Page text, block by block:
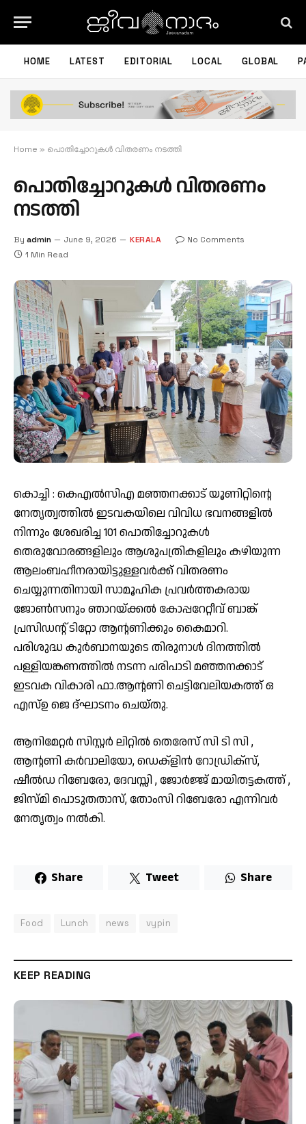
HOME LATEST EDITORIAL LOCAL GLOBAL
Home » പൊതിച്ചോറുകൾ വിതരണം നടത്തി
പൊതിച്ചോറുകൾ വിതരണം
നടത്തി
By admin June 9, 2026 KERALA
No Comments
1 Min Read
കൊച്ചി : കെഎൽസിഎ മഞ്ഞനക്കാട് യൂണിറ്റിൻ്റെ
നേതൃത്വത്തിൽ ഇടവകയിലെ വിവിധ ഭവനങ്ങളിൽ
നിന്നും ശേഖരിച്ച 101 പൊതിച്ചോറുകൾ
തെരുവോരങ്ങളിലും ആശുപത്രികളിലും കഴിയുന്ന
ആലംബഹീനരായിട്ടുള്ളവർക്ക് വിതരണം
ചെയ്യുന്നതിനായി സാമൂഹിക പ്രവർത്തകരായ
ജോൺസനും ഞാറയ്ക്കൽ കോപ്പറേറ്റീവ് ബാങ്ക്
പ്രസിഡൻ്റ് ടിറ്റോ ആൻ്റണിക്കും കൈമാറി.
പരിശുദ്ധ കുർബാനയുടെ തിരുനാൾ ദിനത്തിൽ
പള്ളിയങ്കണത്തിൽ നടന്ന പരിപാടി മഞ്ഞനക്കാട്
ഇടവക വികാരി ഫാ.ആൻ്റണി ചെട്ടിവേലിയകത്ത് ഒ
എസ്ഉ ജെ ദ്ഘാടനം ചെയ്തു.
ആനിമേറ്റർ സിസ്റ്റർ ലിറ്റിൽ തെരേസ് സി ടി സി ,
ആൻ്റണി കർവാലിയോ, ഡെക്ളിൻ റോഡ്രിക്സ്,
ഷീൽഡ റിബേരോ, ദേവസ്സി , ജോർജ്ജ് മായിതട്ടകത്ത് ,
ജിസ്മി പൊടുതതാസ്, തോംസി റിബേരോ എന്നിവർ
നേതൃത്വം നൽകി.
Share Tweet Share
Food Lunch news vypin
KEEP READING